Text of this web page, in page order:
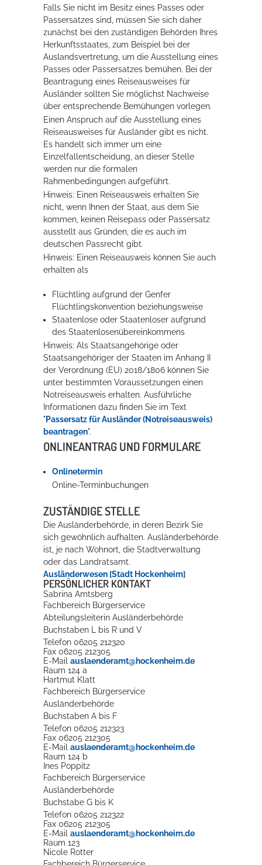
Erleben in Hockenheim
Spaß unter prickelnden Wasserfällen, das rauschende Meer im
Wellenbecken oder doch lieber die pure Entspannung auf der
Sprudelliege im Solebecken?
mehr dazu...
Falls Sie nicht im Besitz eines Passes oder
Passersatzes sind, müssen Sie sich daher
zunächst bei den zuständigen Behörden Ihres
Herkunftsstaates, zum Beispiel bei der
Auslandsvertretung, um die Ausstellung eines
Passes oder Passersatzes bemühen. Bei der
Beantragung eines Reiseausweises für
Ausländer sollten Sie möglichst Nachweise
über entsprechende Bemühungen vorlegen.
Einen Anspruch auf die Ausstellung eines
Reiseausweises für Ausländer gibt es nicht.
Es handelt sich immer um eine
Einzelfallentscheidung, an dieser Stelle
werden nur die formalen
Rahmenbedingungen aufgeführt.
Hinweis: Einen Reiseausweis erhalten Sie
nicht, wenn Ihnen der Staat, aus dem Sie
kommen, keinen Reisepass oder Passersatz
ausstellt aus Gründen, die es auch im
deutschen Passrecht gibt.
Hinweis: Einen Reiseausweis können Sie auch
erhalten als
Flüchtlingaufgrund der Genfer
Flüchtlingskonvention beziehungsweise
Staatenlose oder Staatenloser aufgrund
des Staatenlosenübereinkommens
Hinweis: Als Staatsangehörige oder
Staatsangehöriger der Staaten im Anhang II
der Verordnung (EU) 2018/1806 können Sie
unter bestimmten Voraussetzungen einen
Notreiseausweis erhalten. Ausführliche
Informationen dazu finden Sie im Text
"Passersatz für Ausländer (Notreiseausweis)
beantragen".
ONLINEANTRAG UND FORMULARE
Onlinetermin
Online-Terminbuchungen
ZUSTÄNDIGE STELLE
Die Ausländerbehörde, in deren Bezirk Sie
sich gewöhnlich aufhalten. Ausländerbehörde
ist, je nach Wohnort, die Stadtverwaltung
oder das Landratsamt.
Ausländerwesen [Stadt Hockenheim]
PERSÖNLICHER KONTAKT
Sabrina Amtsberg
Fachbereich Bürgerservice
Abteilungsleiterin Ausländerbehörde
Buchstaben L bis R und V
Telefon 06205 212320
Fax 06205 212305
E-Mail auslaenderamt@hockenheim.de
Raum 124 a
Hartmut Klatt
Fachbereich Bürgerservice
Ausländerbehörde
Buchstaben A bis F
Telefon 06205 212323
Fax 06205 212305
E-Mail auslaenderamt@hockenheim.de
Raum 124 b
Ines Poppitz
Fachbereich Bürgerservice
Ausländerbehörde
Buchstabe G bis K
Telefon 06205 212322
Fax 06205 212305
E-Mail auslaenderamt@hockenheim.de
Raum 123
Nicole Rotter